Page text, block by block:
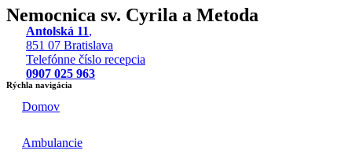
Nemocnica sv. Cyrila a Metoda
Antolská 11,
851 07 Bratislava
Telefónne číslo recepcia
0907 025 963
Rýchla navigácia
Domov
Ambulancie